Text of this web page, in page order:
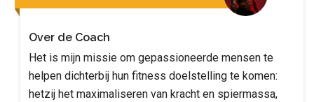
Over de Coach
Het is mijn missie om gepassioneerde mensen te
helpen dichterbij hun fitness doelstelling te komen:
hetzij het maximaliseren van kracht en spiermassa,